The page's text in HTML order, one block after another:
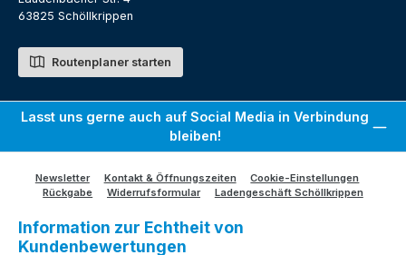
63825 Schöllkrippen
Routenplaner starten
Lasst uns gerne auch auf Social Media in Verbindung
bleiben!
Newsletter Kontakt & Öffnungszeiten
Cookie-Einstellungen
Rückgabe
Widerrufsformular Ladengeschäft Schöllkrippen
Information zur Echtheit von
Kundenbewertungen